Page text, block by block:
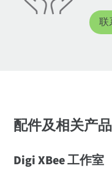
联
配件及相关产品
Digi XBee 工作室